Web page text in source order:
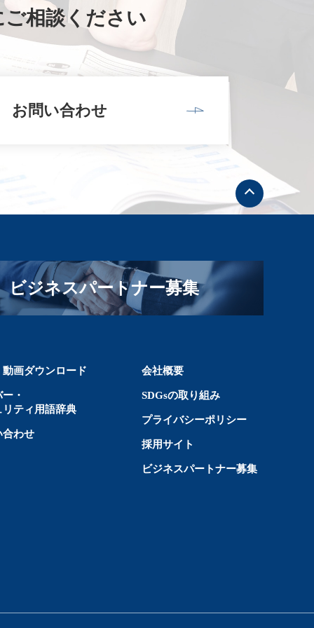
ご相談ください
お問い合わせ
ト
ッ
プ
へ
動画ダウンロード
・
リティ用語辞典
合わせ
会社概要
SDGsの取り組み
プライバシーポリシー
採用サイト
ビジネスパートナー募集
ビジネスパートナー募集